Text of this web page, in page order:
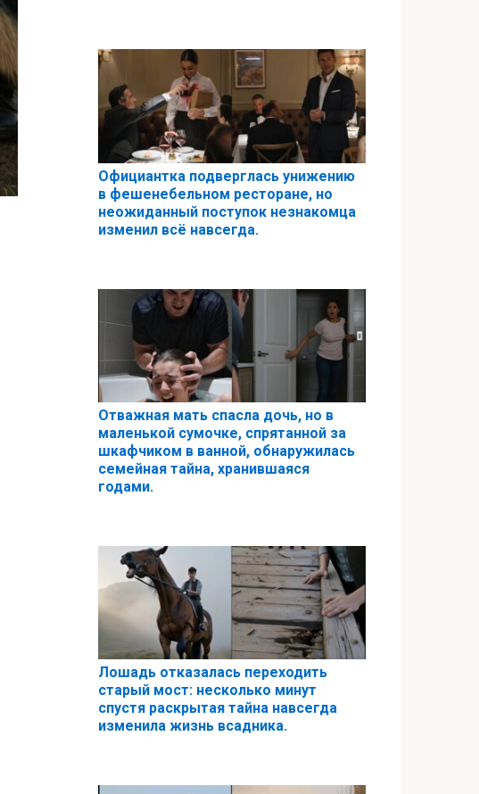
Официантка подверглась унижению
в фешенебельном ресторане, но
неожиданный поступок незнакомца
изменил всё навсегда.
Отважная мать спасла дочь, но в
маленькой сумочке, спрятанной за
шкафчиком в ванной, обнаружилась
семейная тайна, хранившаяся
годами.
Лошадь отказалась переходить
старый мост: несколько минут
спустя раскрытая тайна навсегда
изменила жизнь всадника.